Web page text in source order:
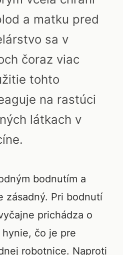
a matku pred
sa v
čoraz viac
tohto
na rastúci
látkach v
bodnutím a
zásadný. Pri bodnutí
prichádza o
čo je pre
robotnice. Naproti